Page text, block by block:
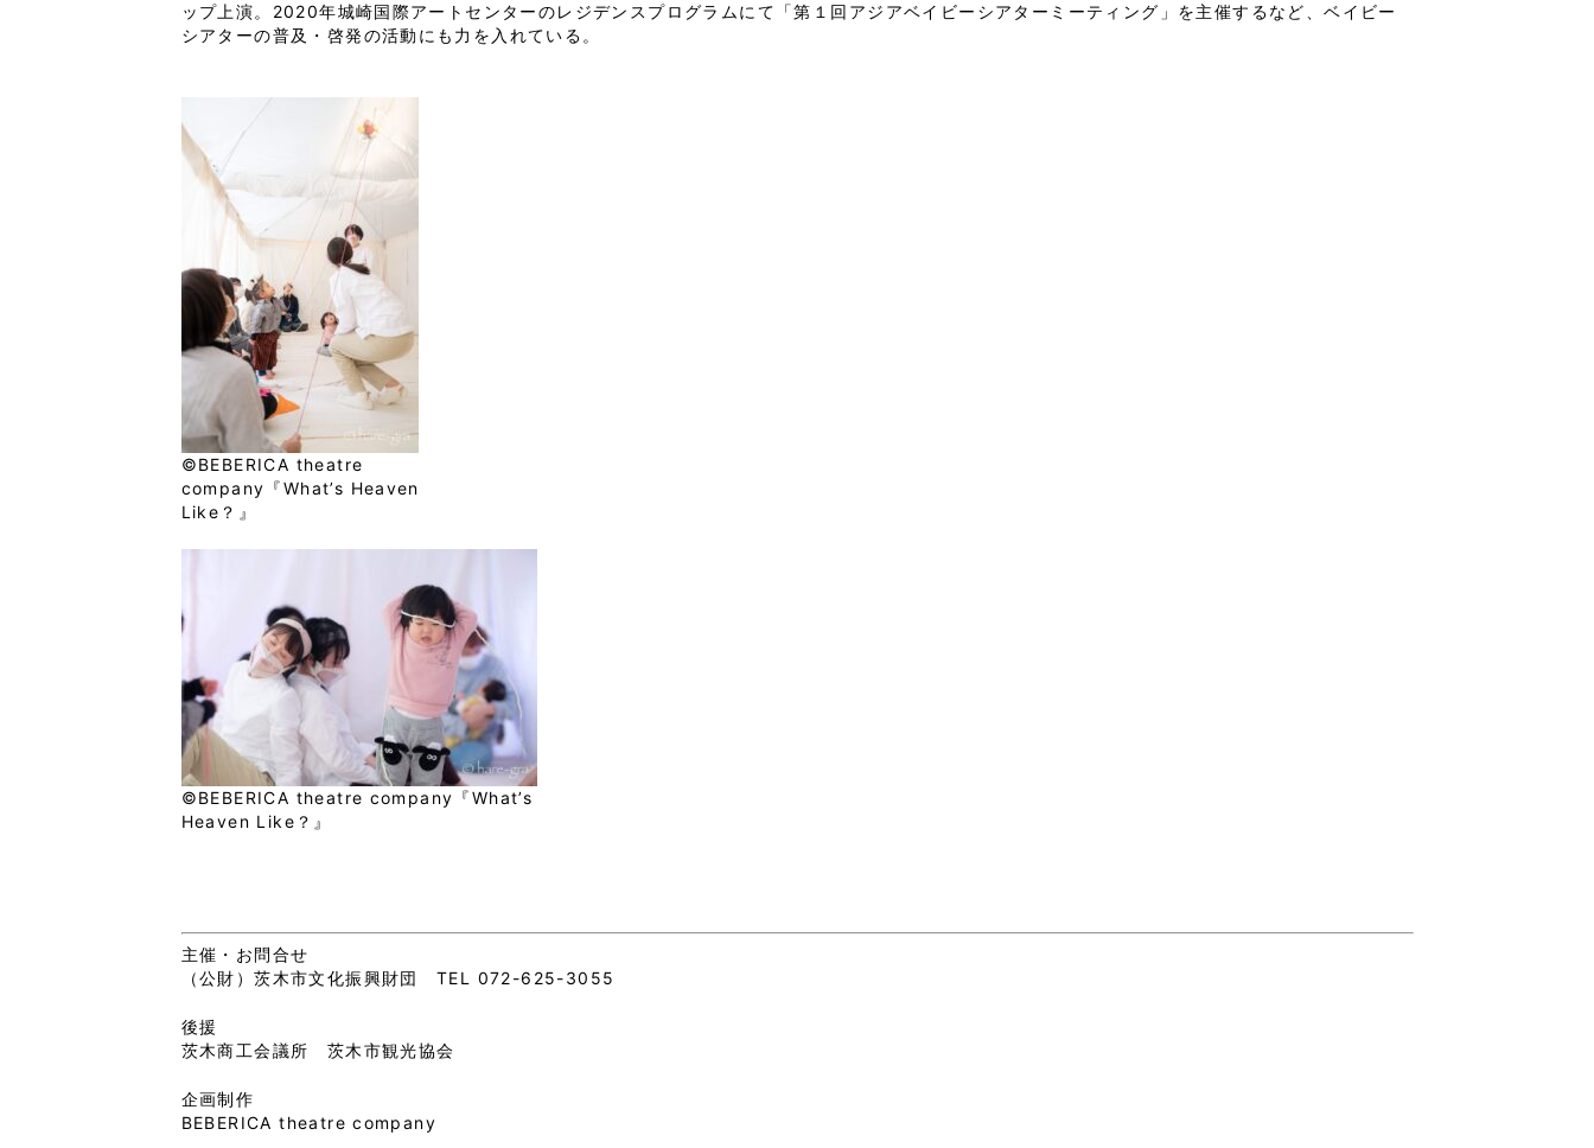
ップ上演。2020年城崎国際アートセンターのレジデンスプログラムにて「第１回アジアベイビーシアターミーティング」を主催するなど、ベイビー
シアターの普及・啓発の活動にも力を入れている。
©BEBERICA theatre
company『What’s Heaven
Like？』
©BEBERICA theatre company『What’s
Heaven Like？』
主催・お問合せ
（公財）茨木市文化振興財団 TEL 072-625-3055
後援
茨木商工会議所 茨木市観光協会
企画制作
BEBERICA theatre company